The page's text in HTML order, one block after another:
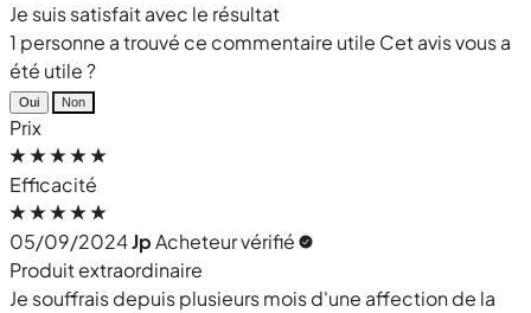
Je suis satisfait avec le résultat
1 personne a trouvé ce commentaire utile Cet avis vous a
été utile ?
Oui Non
Prix
Efficacité
05/09/2024JpAcheteur vérifié
Produit extraordinaire
Je souffrais depuis plusieurs mois d'une affection de la